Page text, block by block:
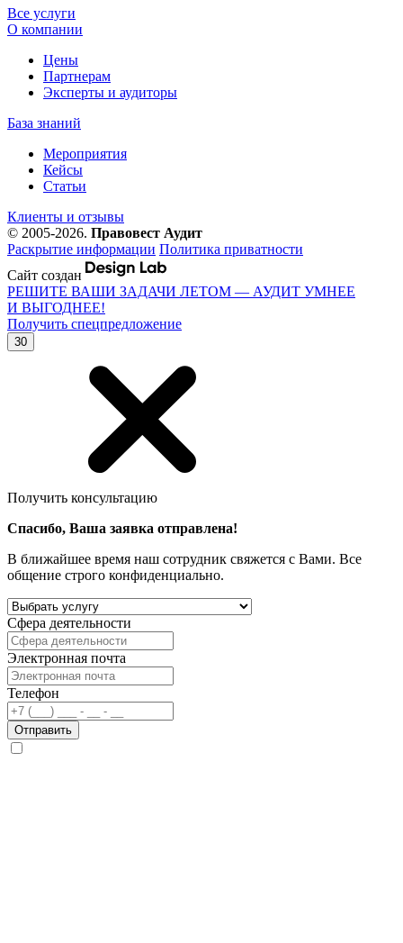
Все услуги
О компании
Цены
Партнерам
Эксперты и аудиторы
База знаний
Мероприятия
Кейсы
Статьи
Клиенты и отзывы
© 2005-2026. Правовест Аудит
Раскрытие информации Политика приватности
Сайт создан
РЕШИТЕ ВАШИ ЗАДАЧИ ЛЕТОМ — АУДИТ УМНЕЕ
И ВЫГОДНЕЕ!
Получить спецпредложение
30
Получить консультацию
Спасибо, Ваша заявка отправлена!
В ближайшее время наш сотрудник свяжется с Вами. Все
общение строго конфиденциально.
Сфера деятельности
Электронная почта
Телефон
Отправить